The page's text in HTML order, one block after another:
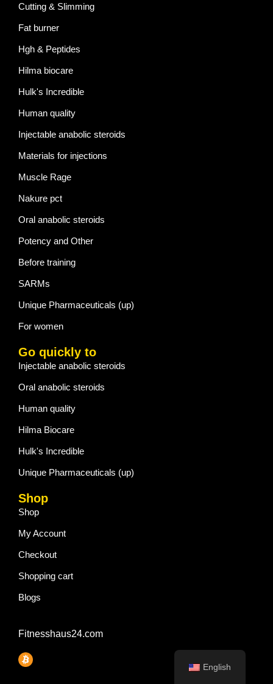
Cutting & Slimming
Fat burner
Hgh & Peptides
Hilma biocare
Hulk's Incredible
Human quality
Injectable anabolic steroids
Materials for injections
Muscle Rage
Nakure pct
Oral anabolic steroids
Potency and Other
Before training
SARMs
Unique Pharmaceuticals (up)
For women
Go quickly to
Injectable anabolic steroids
Oral anabolic steroids
Human quality
Hilma Biocare
Hulk's Incredible
Unique Pharmaceuticals (up)
Shop
Shop
My Account
Checkout
Shopping cart
Blogs
Fitnesshaus24.com
English